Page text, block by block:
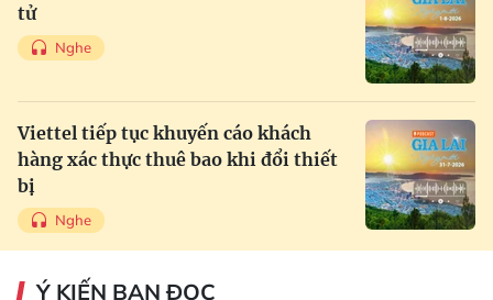
tử
Nghe
Viettel tiếp tục khuyến cáo khách
hàng xác thực thuê bao khi đổi thiết
bị
Nghe
Ý KIẾN BẠN ĐỌC